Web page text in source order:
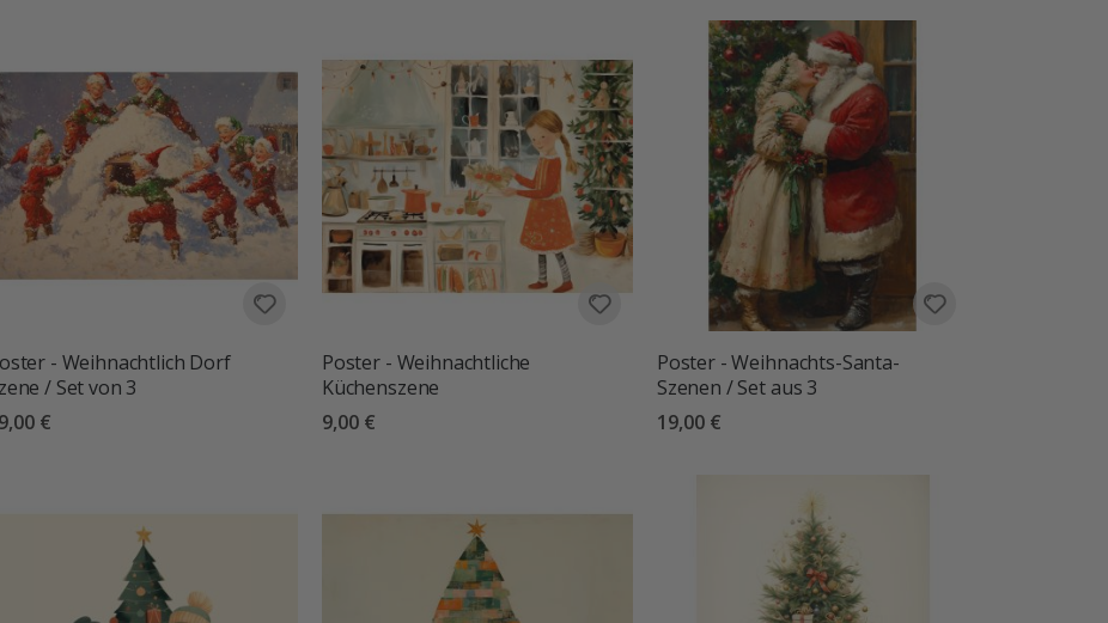
- Weihnachtlich Dorf
/ Set von 3
€
Poster - Weihnachtliche
Küchenszene
9,00 €
Poster - Weihnachts-Santa-
Szenen / Set aus 3
19,00 €